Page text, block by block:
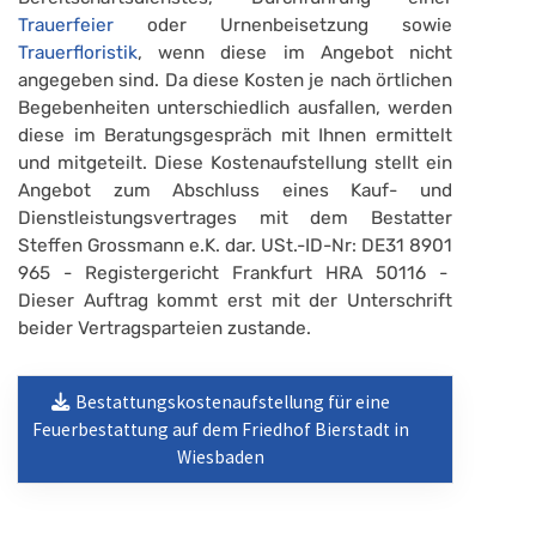
Trauerfeier oder Urnenbeisetzung sowie
Trauerfloristik, wenn diese im Angebot nicht
angegeben sind. Da diese Kosten je nach örtlichen
Begebenheiten unterschiedlich ausfallen, werden
diese im Beratungsgespräch mit Ihnen ermittelt
und mitgeteilt. Diese Kostenaufstellung stellt ein
Angebot zum Abschluss eines Kauf- und
Dienstleistungsvertrages mit dem Bestatter
Steffen Grossmann e.K. dar. USt.-ID-Nr: DE31 8901
965 - Registergericht Frankfurt HRA 50116 -
Dieser Auftrag kommt erst mit der Unterschrift
beider Vertragsparteien zustande.
Bestattungskostenaufstellung für eine
Feuerbestattung auf dem Friedhof Bierstadt in
Wiesbaden